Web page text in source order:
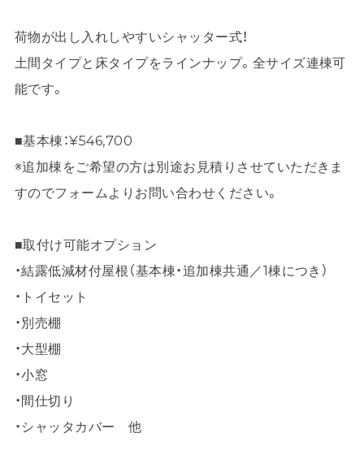
荷物が出し入れしやすいシャッター式！
土間タイプと床タイプをラインナップ。全サイズ連棟可
能です。
■基本棟：¥546,700
※追加棟をご希望の方は別途お見積りさせていただきま
すのでフォームよりお問い合わせください。
■取付け可能オプション
・結露低減材付屋根（基本棟・追加棟共通／1棟につき）
・トイセット
・別売棚
・大型棚
・小窓
・間仕切り
・シャッタカバー 他